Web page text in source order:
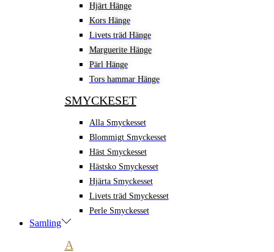
Hjärt Hänge
Kors Hänge
Livets träd Hänge
Marguerite Hänge
Pärl Hänge
Tors hammar Hänge
SMYCKESET
Alla Smyckesset
Blommigt Smyckesset
Häst Smyckesset
Hästsko Smyckesset
Hjärta Smyckesset
Livets träd Smyckesset
Perle Smyckesset
Samling
A